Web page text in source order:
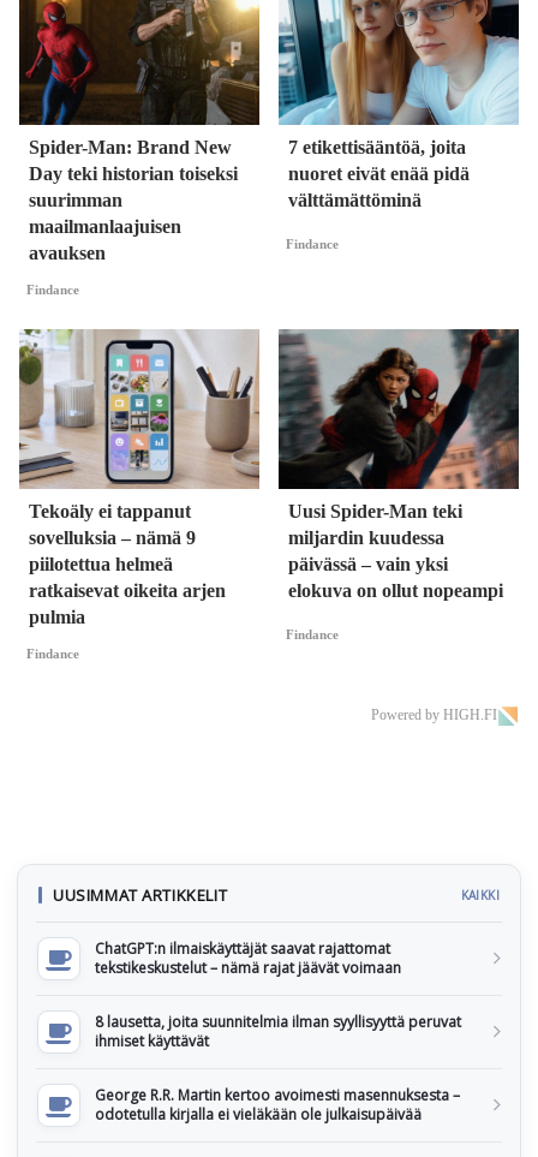
Spider-Man: Brand New
Day teki historian toiseksi
suurimman
maailmanlaajuisen
avauksen
Findance
7 etikettisääntöä, joita
nuoret eivät enää pidä
välttämättöminä
Findance
Tekoäly ei tappanut
sovelluksia – nämä 9
piilotettua helmeä
ratkaisevat oikeita arjen
pulmia
Findance
Uusi Spider-Man teki
miljardin kuudessa
päivässä – vain yksi
elokuva on ollut nopeampi
Findance
Powered by HIGH.FI
UUSIMMAT ARTIKKELIT KAIKKI
ChatGPT:n ilmaiskäyttäjät saavat rajattomat
tekstikeskustelut – nämä rajat jäävät voimaan
8 lausetta, joita suunnitelmia ilman syyllisyyttä peruvat
ihmiset käyttävät
George R.R. Martin kertoo avoimesti masennuksesta –
odotetulla kirjalla ei vieläkään ole julkaisupäivää